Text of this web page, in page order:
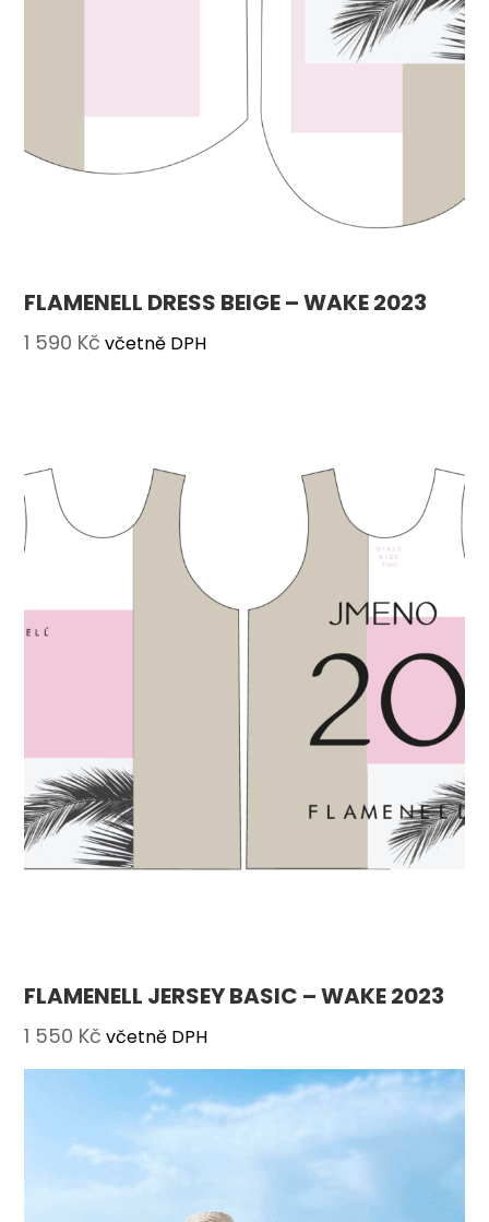
FLAMENELL DRESS BEIGE – WAKE 2023
1 590 Kč včetně DPH
FLAMENELL JERSEY BASIC – WAKE 2023
1 550 Kč včetně DPH